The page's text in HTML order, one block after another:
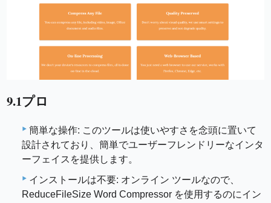
9.1プロ
簡単な操作: このツールは使いやすさを念頭に置いて
設計されており、簡単でユーザーフレンドリーなインタ
ーフェイスを提供します。
インストールは不要: オンライン ツールなので、
ReduceFileSize Word Compressor を使用するのにイン